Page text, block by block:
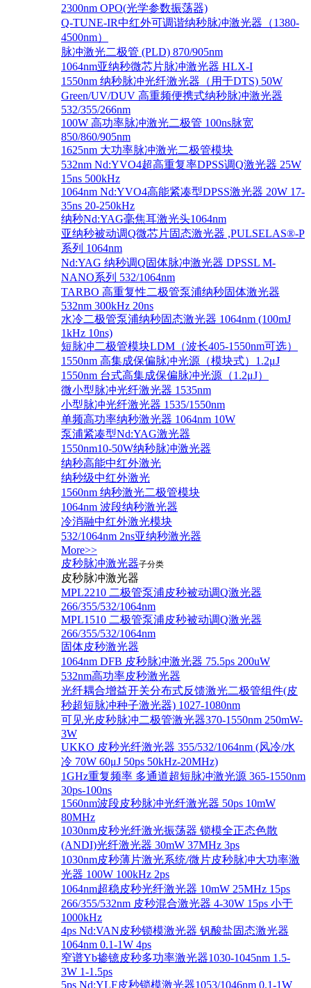
2300nm OPO(光学参数振荡器)
Q-TUNE-IR中红外可调谐纳秒脉冲激光器（1380-
4500nm）
脉冲激光二极管 (PLD) 870/905nm
1064nm亚纳秒微芯片脉冲激光器 HLX-I
1550nm 纳秒脉冲光纤激光器（用于DTS) 50W
Green/UV/DUV 高重频便携式纳秒脉冲激光器
532/355/266nm
100W 高功率脉冲激光二极管 100ns脉宽
850/860/905nm
1625nm 大功率脉冲激光二极管模块
532nm Nd:YVO4超高重复率DPSS调Q激光器 25W
15ns 500kHz
1064nm Nd:YVO4高能紧凑型DPSS激光器 20W 17-
35ns 20-250kHz
纳秒Nd:YAG毫焦耳激光头1064nm
亚纳秒被动调Q微芯片固态激光器 ,PULSELAS®-P
系列 1064nm
Nd:YAG 纳秒调Q固体脉冲激光器 DPSSL M-
NANO系列 532/1064nm
TARBO 高重复性二极管泵浦纳秒固体激光器
532nm 300kHz 20ns
水冷二极管泵浦纳秒固态激光器 1064nm (100mJ
1kHz 10ns)
短脉冲二极管模块LDM（波长405-1550nm可选）
1550nm 高集成保偏脉冲光源（模块式）1.2μJ
1550nm 台式高集成保偏脉冲光源（1.2μJ）
微小型脉冲光纤激光器 1535nm
小型脉冲光纤激光器 1535/1550nm
单频高功率纳秒激光器 1064nm 10W
泵浦紧凑型Nd:YAG激光器
1550nm10-50W纳秒脉冲激光器
纳秒高能中红外激光
纳秒级中红外激光
1560nm 纳秒激光二极管模块
1064nm 波段纳秒激光器
冷消融中红外激光模块
532/1064nm 2ns亚纳秒激光器
More>>
皮秒脉冲激光器子分类
皮秒脉冲激光器
​MPL2210 二极管泵浦皮秒被动调Q激光器
266/355/532/1064nm
MPL1510 二极管泵浦皮秒被动调Q激光器
266/355/532/1064nm
固体皮秒激光器
1064nm DFB 皮秒脉冲激光器 75.5ps 200uW
532nm高功率皮秒激光器
光纤耦合增益开关分布式反馈激光二极管组件(皮
秒超短脉冲种子激光器) 1027-1080nm
可见光皮秒脉冲二极管激光器370-1550nm 250mW-
3W
UKKO 皮秒光纤激光器 355/532/1064nm (风冷/水
冷 70W 60μJ 50ps 50kHz-20MHz)
1GHz重复频率 多通道超短脉冲激光源 365-1550nm
30ps-100ns
1560nm波段皮秒脉冲光纤激光器 50ps 10mW
80MHz
1030nm皮秒光纤激光振荡器 锁模全正态色散
(ANDI)光纤激光器 30mW 37MHz 3ps
1030nm皮秒薄片激光系统/微片皮秒脉冲大功率激
光器 100W 100kHz 2ps
1064nm超稳皮秒光纤激光器 10mW 25MHz 15ps
266/355/532nm 皮秒混合激光器 4-30W 15ps 小于
1000kHz
4ps Nd:VAN皮秒锁模激光器 钒酸盐固态激光器
1064nm 0.1-1W 4ps
窄谱Yb掺镱皮秒多功率激光器1030-1045nm 1.5-
3W 1-1.5ps
5ps Nd:YLF皮秒锁模激光器1053/1046nm 0.1-1W